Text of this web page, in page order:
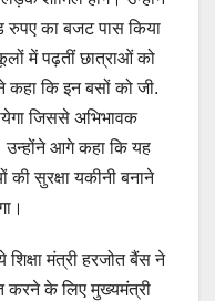
रुपए का बजट पास किया
में पढ़तीं छात्राओं को
कि इन बसों को जी.
जिससे अभिभावक
आगे कहा कि यह
सुरक्षा यकीनी बनाने
मंत्री हरजोत बैंस ने
करने के लिए मुख्यमंत्री